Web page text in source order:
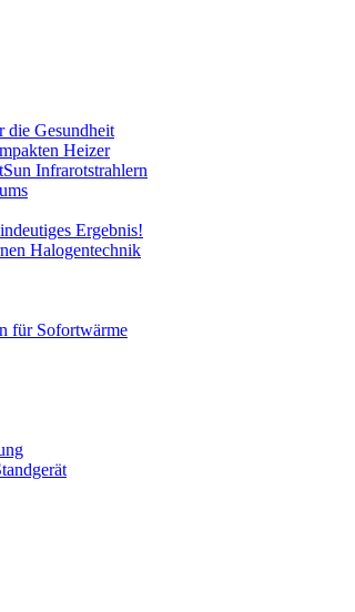
die Gesundheit
Heizer
Infrarotstrahlern
Ergebnis!
Halogentechnik
für Sofortwärme